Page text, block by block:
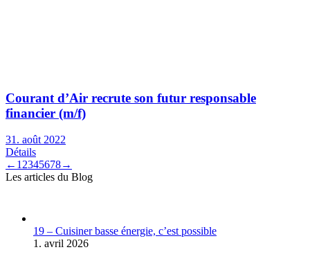
Courant d’Air recrute son futur responsable
financier (m/f)
31. août 2022
Détails
← 12345678→
Les articles du Blog
19 – Cuisiner basse énergie, c’est possible
1. avril 2026